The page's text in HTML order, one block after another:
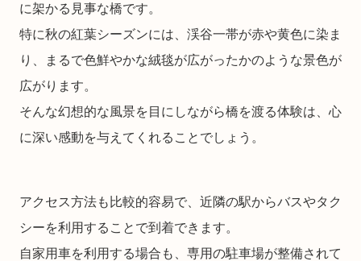
に架かる見事な橋です。
特に秋の紅葉シーズンには、渓谷一帯が赤や黄色に染ま
り、まるで色鮮やかな絨毯が広がったかのような景色が
広がります。
そんな幻想的な風景を目にしながら橋を渡る体験は、心
に深い感動を与えてくれることでしょう。
アクセス方法も比較的容易で、近隣の駅からバスやタク
シーを利用することで到着できます。
自家用車を利用する場合も、専用の駐車場が整備されて